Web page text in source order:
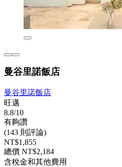
曼谷里諾飯店
曼谷里諾飯店
旺邁
8.8/10
有夠讚
(143 則評論)
NT$1,855
總價 NT$2,184
含稅金和其他費用